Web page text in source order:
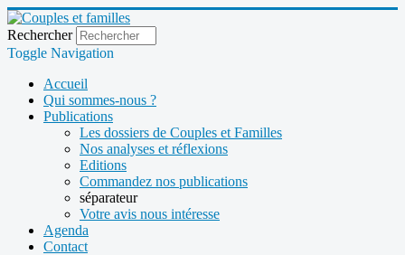
Rechercher
Toggle Navigation
Accueil
Qui sommes-nous ?
Publications
Les dossiers de Couples et Familles
Nos analyses et réflexions
Editions
Commandez nos publications
séparateur
Votre avis nous intéresse
Agenda
Contact